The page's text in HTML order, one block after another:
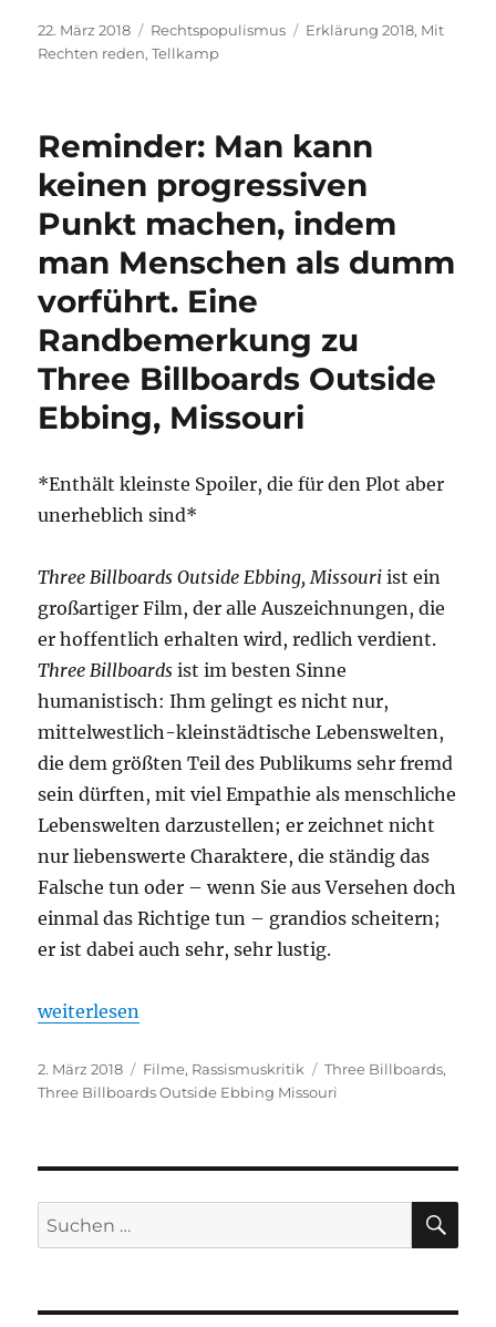
Veröffentlicht
am
22. März 2018 Kategorien
Rechtspopulismus Schlagwörter
Erklärung 2018, Mit
Rechten reden,Tellkamp
Reminder: Man kann
keinen progressiven
Punkt machen, indem
man Menschen als dumm
vorführt. Eine
Randbemerkung zu
Three Billboards Outside
Ebbing, Missouri
*Enthält kleinste Spoiler, die für den Plot aber
unerheblich sind*
Three Billboards Outside Ebbing, Missouri ist ein
großartiger Film, der alle Auszeichnungen, die
er hoffentlich erhalten wird, redlich verdient.
Three Billboards ist im besten Sinne
humanistisch: Ihm gelingt es nicht nur,
mittelwestlich-kleinstädtische Lebenswelten,
die dem größten Teil des Publikums sehr fremd
sein dürften, mit viel Empathie als menschliche
Lebenswelten darzustellen; er zeichnet nicht
nur liebenswerte Charaktere, die ständig das
Falsche tun oder – wenn Sie aus Versehen doch
einmal das Richtige tun – grandios scheitern;
er ist dabei auch sehr, sehr lustig.
„Reminder: Man kann keinen progressiven Punkt
weiterlesen
Veröffentlicht
am
2. März 2018 Kategorien
Filme, Rassismuskritik Schlagwörter
Three Billboards,
Three Billboards Outside Ebbing Missouri
Suche
nach: